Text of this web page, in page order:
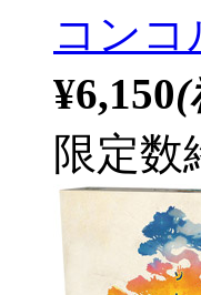
コンコ
¥6,150(
限定数